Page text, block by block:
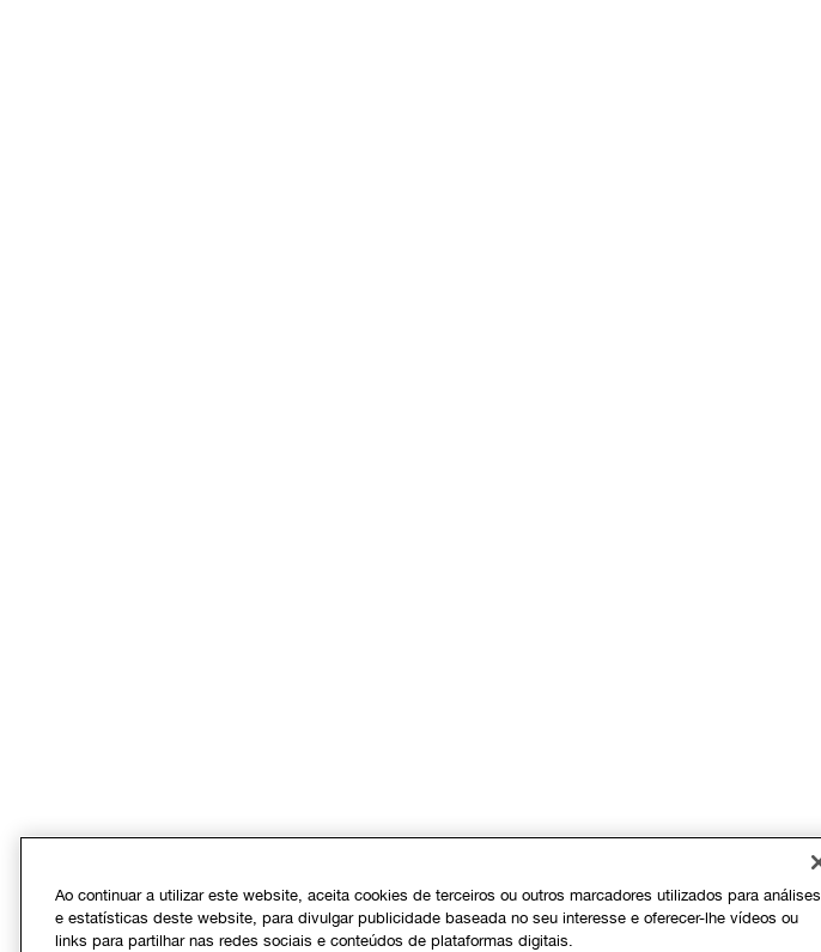
Ao continuar a utilizar este website, aceita cookies de terceiros ou outros marcadores utilizados para análises
e estatísticas deste website, para divulgar publicidade baseada no seu interesse e oferecer-lhe vídeos ou
links para partilhar nas redes sociais e conteúdos de plataformas digitais.